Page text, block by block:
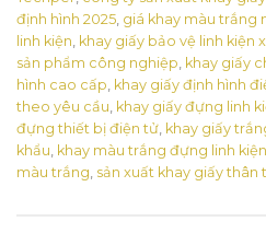
định hình 2025, giá khay màu trắng
linh kiện, khay giấy bảo vệ linh kiện
sản phẩm công nghiệp, khay giấy
hình cao cấp, khay giấy định hình
theo yêu cầu, khay giấy đựng linh
đựng thiết bị điện tử, khay giấy
khẩu, khay màu trắng đựng linh
màu trắng, sản xuất khay giấy